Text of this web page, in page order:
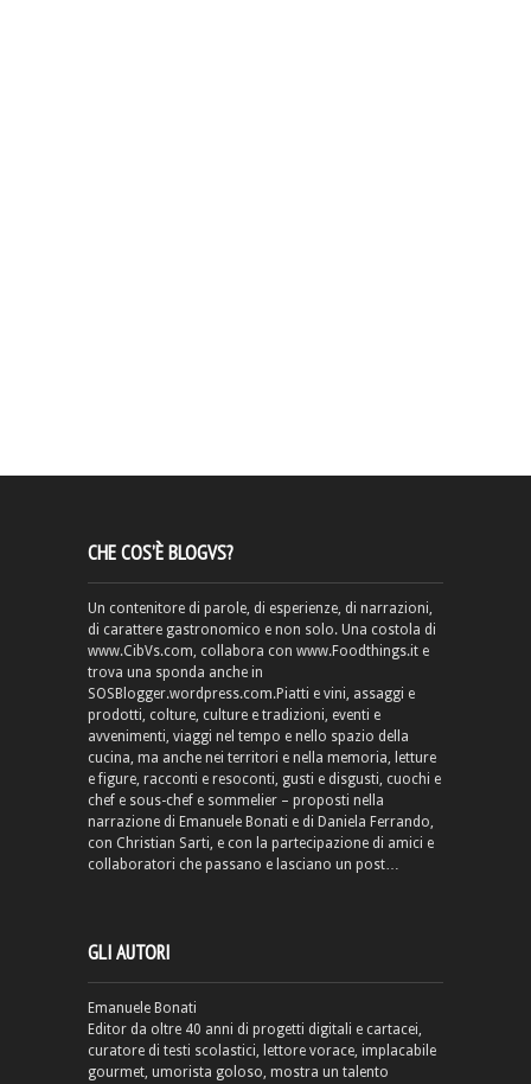
CHE COS’È BLOGVS?
Un contenitore di parole, di esperienze, di narrazioni,
di carattere gastronomico e non solo. Una costola di
www.CibVs.com, collabora con www.Foodthings.it e
trova una sponda anche in
SOSBlogger.wordpress.com.Piatti e vini, assaggi e
prodotti, colture, culture e tradizioni, eventi e
avvenimenti, viaggi nel tempo e nello spazio della
cucina, ma anche nei territori e nella memoria, letture
e figure, racconti e resoconti, gusti e disgusti, cuochi e
chef e sous-chef e sommelier – proposti nella
narrazione di Emanuele Bonati e di Daniela Ferrando,
con Christian Sarti, e con la partecipazione di amici e
collaboratori che passano e lasciano un post…
GLI AUTORI
Emanuele Bonati
Editor da oltre 40 anni di progetti digitali e cartacei,
curatore di testi scolastici, lettore vorace, implacabile
gourmet, umorista goloso, mostra un talento